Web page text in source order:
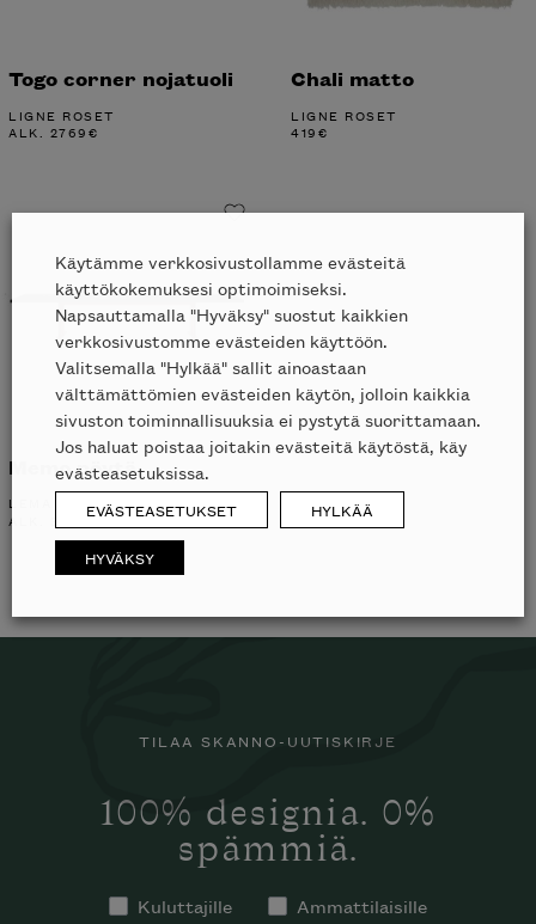
Togo corner nojatuoli
LIGNE ROSET
ALK. 2769€
Chali matto
LIGNE ROSET
419€
Memo pöytä
LEMA
ALK. 3670€
TILAA SKANNO-UUTISKIRJE
100% designia. 0%
spämmiä.
Kuluttajille Ammattilaisille
Käytämme verkkosivustollamme evästeitä
käyttökokemuksesi optimoimiseksi.
Napsauttamalla "Hyväksy" suostut kaikkien
verkkosivustomme evästeiden käyttöön.
Valitsemalla "Hylkää" sallit ainoastaan
välttämättömien evästeiden käytön, jolloin kaikkia
sivuston toiminnallisuuksia ei pystytä suorittamaan.
Jos haluat poistaa joitakin evästeitä käytöstä, käy
evästeasetuksissa.
EVÄSTEASETUKSET HYLKÄÄ
HYVÄKSY